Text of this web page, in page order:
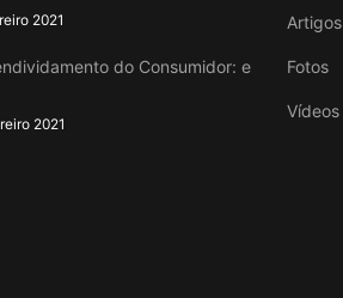
2021
do Consumidor: e
2021
Artigos
Fotos
Vídeos